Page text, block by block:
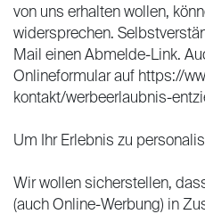
von uns erhalten wollen,
widersprechen.
Mail einen Abmelde-Link.
Onlineformular auf https://
kontakt/werbeerlaubnis-
Um Ihr Erlebnis zu
Wir wollen sicherstellen,
(auch Online-Werbung) in